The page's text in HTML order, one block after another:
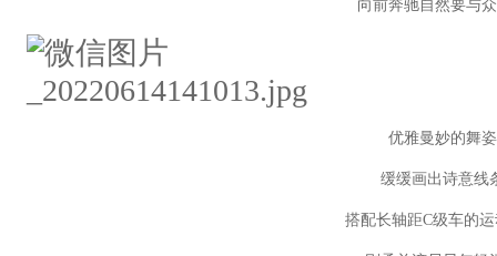
向前奔驰自然要与
优雅曼妙的舞姿
缓缓画出诗意线
搭配长轴距C级车的